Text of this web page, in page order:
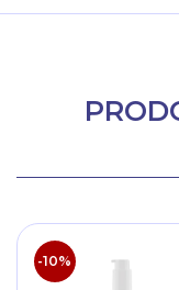
-10%